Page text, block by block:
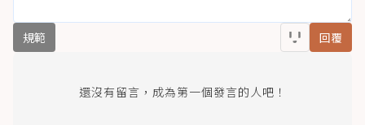
規範 回覆
還沒有留言，成為第一個發言的人吧！